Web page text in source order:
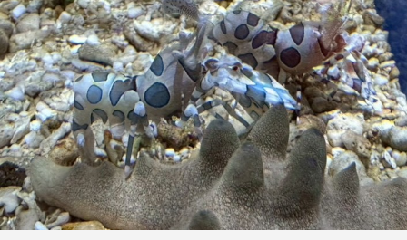
＜ツバメウオ＞は意外
と美味しい！ “でかい
鰭”が特徴的な魚を実
際に食べてみた
椎名まさ
と
2026.08.05
意外と簡単！ 100均で
買った道具で＜魚のは
く製＞を作ってみた
夏休みの自由研究にい
かが？
みのり
2026.06.02
キーワードから探す